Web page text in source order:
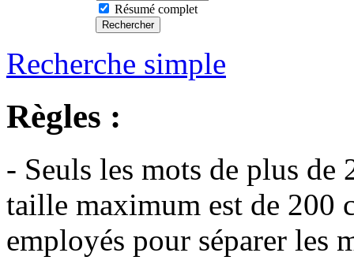
Résumé complet
Recherche simple
Règles :
- Seuls les mots de plus de
taille maximum est de 200
employés pour séparer les